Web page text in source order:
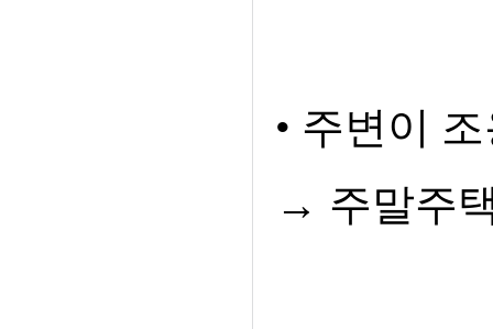
• 주변이
→ 주말주